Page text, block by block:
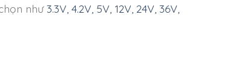
như3.3V, 4.2V, 5V, 12V, 24V, 36V,